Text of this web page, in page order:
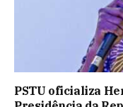
PSTU oficializa